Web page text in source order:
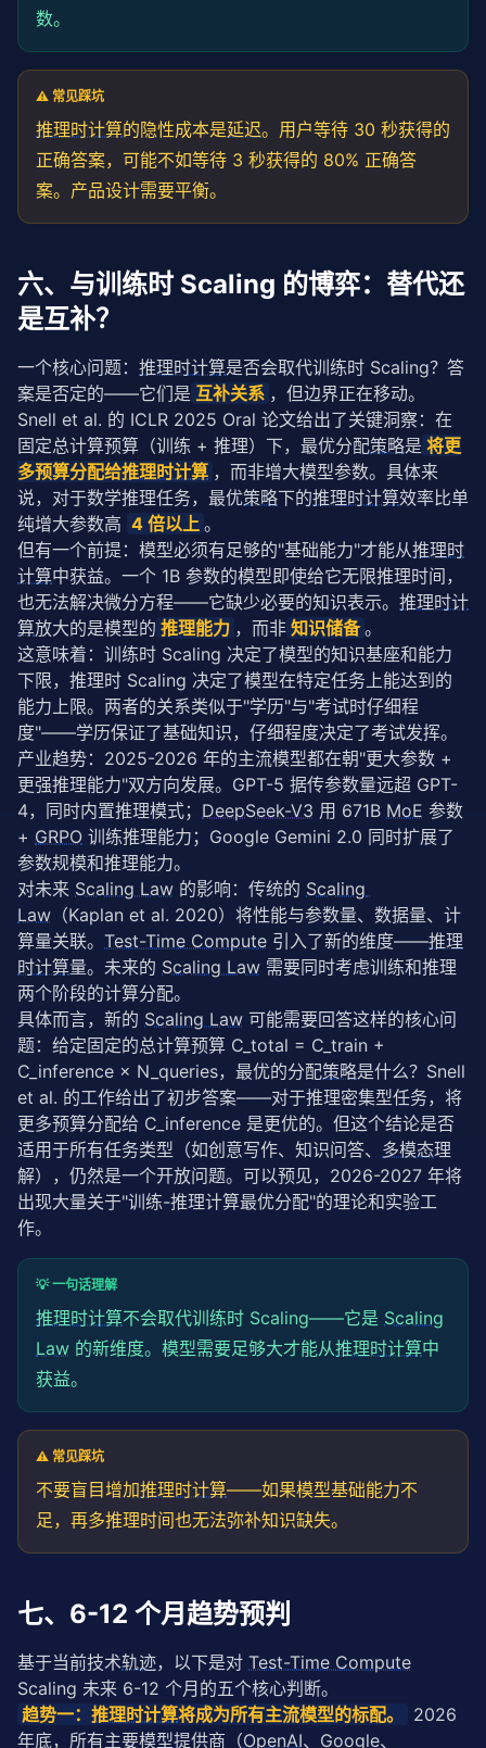
数。
⚠️ 常见踩坑
推理时计算的隐性成本是延迟。用户等待 30 秒获得的
正确答案，可能不如等待 3 秒获得的 80% 正确答
案。产品设计需要平衡。
六、与训练时 Scaling 的博弈：替代还
是互补？
一个核心问题： 推理时计算是否会取代训练时 Scaling？答
案是否定的——它们是 互补关系 ，但边界正在移动。
Snell et al. 的 ICLR 2025 Oral 论文给出了关键洞察：在
固定总计算预算（训练 + 推理）下，最优分配策略是 将更
多预算分配给推理时计算 ，而非增大模型参数。具体来
说，对于数学推理任务，最优策略下的推理时计算效率比单
纯增大参数高 4 倍以上 。
但有一个前提：模型必须有足够的"基础能力"才能从推理时
计算中获益。一个 1B 参数的模型即使给它无限推理时间，
也无法解决微分方程——它缺少必要的知识表示。 推理时计
算放大的是模型的 推理能力 ，而非 知识储备 。
这意味着：训练时 Scaling 决定了模型的知识基座和能力
下限，推理时 Scaling 决定了模型在特定任务上能达到的
能力上限。两者的关系类似于"学历"与"考试时仔细程
度"——学历保证了基础知识，仔细程度决定了考试发挥。
产业趋势：2025-2026 年的主流模型都在朝"更大参数 +
更强推理能力"双方向发展。GPT-5 据传参数量远超 GPT-
4，同时内置推理模式； DeepSeek-V3 用 671B MoE 参数
+ GRPO 训练推理能力；Google Gemini 2.0 同时扩展了
参数规模和推理能力。
对未来 Scaling Law 的影响：传统的 Scaling
Law （Kaplan et al. 2020）将性能与参数量、数据量、计
算量关联。 Test-Time Compute 引入了新的维度——推理
时计算量。未来的 Scaling Law 需要同时考虑训练和推理
两个阶段的计算分配。
具体而言，新的 Scaling Law 可能需要回答这样的核心问
题：给定固定的总计算预算 C_total = C_train +
C_inference × N_queries，最优的分配策略是什么？Snell
et al. 的工作给出了初步答案——对于推理密集型任务，将
更多预算分配给 C_inference 是更优的。但这个结论是否
适用于所有任务类型（如创意写作、知识问答、 多模态理
解），仍然是一个开放问题。可以预见，2026-2027 年将
出现大量关于"训练-推理计算最优分配"的理论和实验工
作。
💡 一句话理解
推理时计算不会取代训练时 Scaling——它是 Scaling
Law 的新维度。模型需要足够大才能从推理时计算中
获益。
⚠️ 常见踩坑
不要盲目增加推理时计算——如果模型基础能力不
足，再多推理时间也无法弥补知识缺失。
七、6-12 个月趋势预判
基于当前技术轨迹，以下是对 Test-Time Compute
Scaling 未来 6-12 个月的五个核心判断。
趋势一： 推理时计算将成为所有主流模型的标配。
2026
年底，所有主要模型提供商（OpenAI、Google、